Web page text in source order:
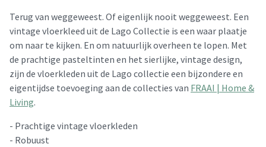
Terug van weggeweest. Of eigenlijk nooit weggeweest. Een
vintage vloerkleed uit de Lago Collectie is een waar plaatje
om naar te kijken. En om natuurlijk overheen te lopen. Met
de prachtige pasteltinten en het sierlijke, vintage design,
zijn de vloerkleden uit de Lago collectie een bijzondere en
eigentijdse toevoeging aan de collecties van FRAAI | Home &
Living.
- Prachtige vintage vloerkleden
- Robuust